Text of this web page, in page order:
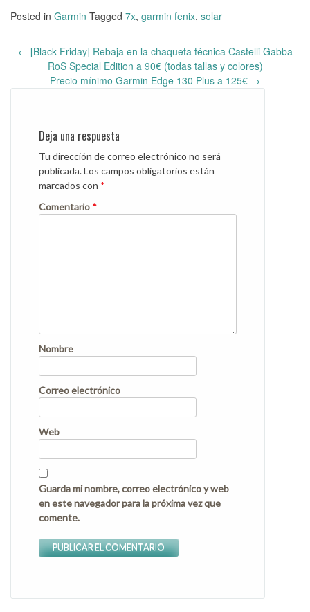
Posted in Garmin Tagged 7x, garmin fenix, solar
navigation
← [Black Friday] Rebaja en la chaqueta técnica Castelli Gabba
RoS Special Edition a 90€ (todas tallas y colores)
Precio mínimo Garmin Edge 130 Plus a 125€ →
Deja una respuesta
Tu dirección de correo electrónico no será
publicada.Los campos obligatorios están
marcados con *
Comentario *
Nombre
Correo electrónico
Web
Guarda mi nombre, correo electrónico y web
en este navegador para la próxima vez que
comente.